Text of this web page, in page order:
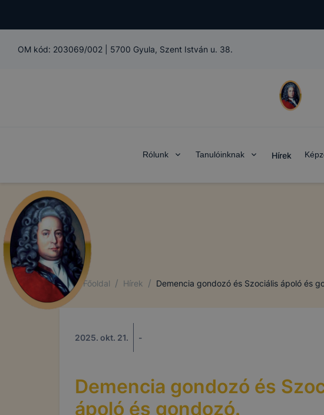
OM kód: 203069/002 5700 Gyula, Szent István u. 38.
Rólunk Tanulóinknak Hírek
Főoldal / Hírek / Demencia gondozó és Szociális ápoló és
2025. okt. 21. -
Demencia gondozó és
ápoló és gondozó.